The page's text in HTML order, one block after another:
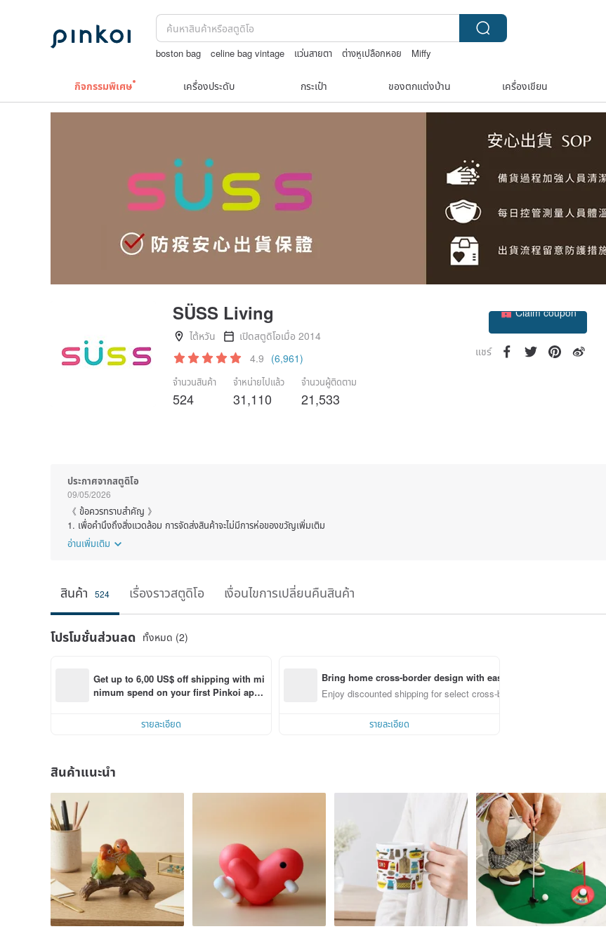
boston bag celine bag vintage แว่นสายตา ต่างหูเปลือกหอย
Miffy
กิจกรรมพิเศษ เครื่องประดับ กระเป๋า ของตกแต่งบ้าน เครื่องเขียน
SÜSS Living
ไต้หวัน
เปิดสตูดิโอเมื่อ 2014
4.9 (6,961)
จำนวนสินค้า
524
จำหน่ายไปแล้ว
31,110
จำนวนผู้ติดตาม
21,533
Claim coupon
ติดตาม
แชร์
ประกาศจากสตูดิโอ
09/05/2026
《 ข้อควรทราบสำคัญ 》
1. เพื่อคำนึงถึงสิ่งแวดล้อม การจัดส่งสินค้าจะไม่มีการห่อของขวัญเพิ่มเติม
อ่านเพิ่มเติม
สินค้า 524 เรื่องราวสตูดิโอ เงื่อนไขการเปลี่ยนคืนสินค้า
โปรโมชั่นส่วนลด ทั้งหมด (2)
Get up to 6,00 US$ off shipping with mi
nimum spend on your first Pinkoi app
รายละเอียด
Bring home cross-border design with ease
Enjoy discounted shipping for select cross-border items
รายละเอียด
สินค้าแนะนำ